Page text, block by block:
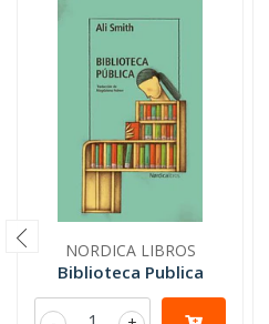
NORDICA LIBROS
Biblioteca Publica